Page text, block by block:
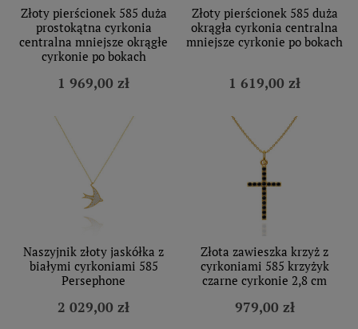
Złoty pierścionek 585 duża
prostokątna cyrkonia
centralna mniejsze okrągłe
cyrkonie po bokach
1 969,00 zł
Złoty pierścionek 585 duża
okrągła cyrkonia centralna
mniejsze cyrkonie po bokach
1 619,00 zł
Naszyjnik złoty jaskółka z
białymi cyrkoniami 585
Persephone
2 029,00 zł
Złota zawieszka krzyż z
cyrkoniami 585 krzyżyk
czarne cyrkonie 2,8 cm
979,00 zł